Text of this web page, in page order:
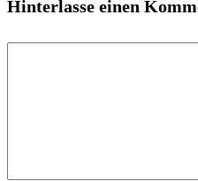
Hinterlasse einen